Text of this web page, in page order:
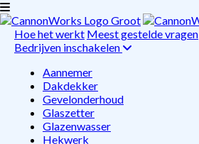
Hoe het werkt Meest gestelde vragen
Bedrijven inschakelen
Aannemer
Dakdekker
Gevelonderhoud
Glaszetter
Glazenwasser
Hekwerk